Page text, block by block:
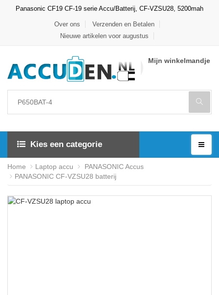
Panasonic CF19 CF-19 serie Accu/Batterij, CF-VZSU28, 5200mah
Over ons
Verzenden en Betalen
Nieuwe artikelen voor augustus
Mijn winkelmandje
Kies een categorie
Home Laptop accu
PANASONIC Accus
PANASONIC CF-VZSU28 batterij